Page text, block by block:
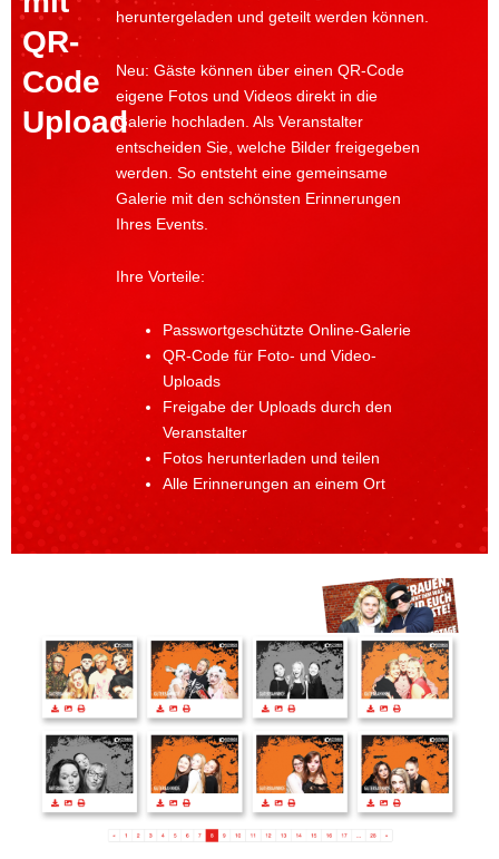
QR-
Code
Upload
heruntergeladen und geteilt werden können.
Neu: Gäste können über einen QR-Code
eigene Fotos und Videos direkt in die
Galerie hochladen. Als Veranstalter
entscheiden Sie, welche Bilder freigegeben
werden. So entsteht eine gemeinsame
Galerie mit den schönsten Erinnerungen
Ihres Events.
Ihre Vorteile:
Passwortgeschützte Online-Galerie
QR-Code für Foto- und Video-
Uploads
Freigabe der Uploads durch den
Veranstalter
Fotos herunterladen und teilen
Alle Erinnerungen an einem Ort